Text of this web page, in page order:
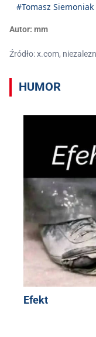
#Tomasz Siemoniak
Autor: mm
Źródło: x.com,
HUMOR
Efekt